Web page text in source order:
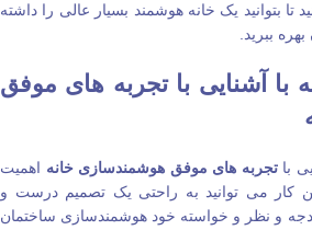
تا بتوانید یک خانه هوشمند بسیار عالی را داشته
ببرید.
با آشنایی با تجربه‌ های موفق
باتجربه‌ های موفق هوشمندسازی خانه اهمیت
کار می‌ توانید به راحتی یک تصمیم درست و
و نظر و خواسته خود هوشمندسازی ساختمان